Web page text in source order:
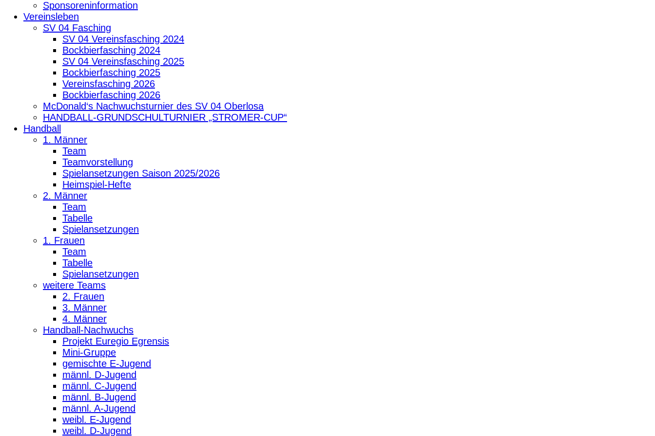
Sponsoreninformation
Vereinsleben
SV 04 Fasching
SV 04 Vereinsfasching 2024
Bockbierfasching 2024
SV 04 Vereinsfasching 2025
Bockbierfasching 2025
Vereinsfasching 2026
Bockbierfasching 2026
McDonald‘s Nachwuchsturnier des SV 04 Oberlosa
HANDBALL-GRUNDSCHULTURNIER „STROMER-CUP“
Handball
1. Männer
Team
Teamvorstellung
Spielansetzungen Saison 2025/2026
Heimspiel-Hefte
2. Männer
Team
Tabelle
Spielansetzungen
1. Frauen
Team
Tabelle
Spielansetzungen
weitere Teams
2. Frauen
3. Männer
4. Männer
Handball-Nachwuchs
Projekt Euregio Egrensis
Mini-Gruppe
gemischte E-Jugend
männl. D-Jugend
männl. C-Jugend
männl. B-Jugend
männl. A-Jugend
weibl. E-Jugend
weibl. D-Jugend